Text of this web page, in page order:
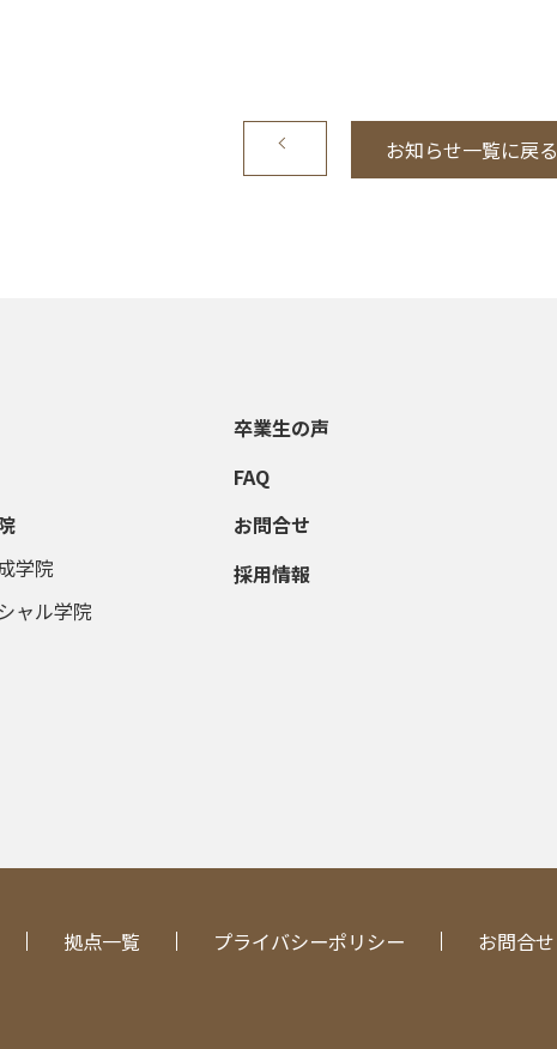
お知らせ一覧に戻る
学院
ャル学院
卒業生の声
FAQ
お問合せ
採用情報
拠点一覧 プライバシーポリシー お問合せ